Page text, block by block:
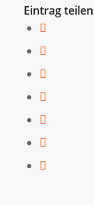
Eintrag teilen